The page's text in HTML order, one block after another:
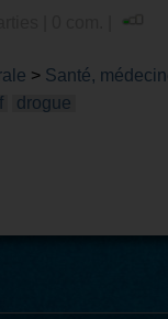
> Santé,
drogue